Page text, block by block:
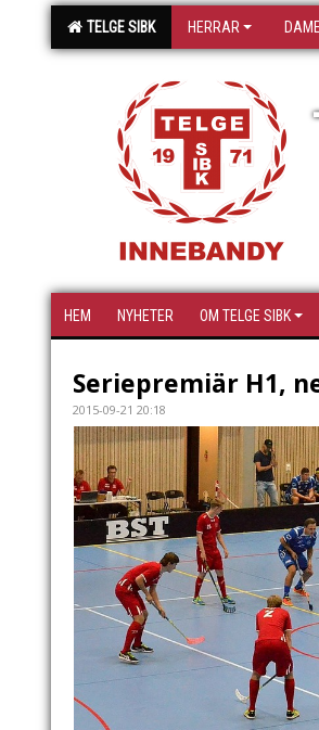
TELGE SIBK HERRAR
HEM NYHETER OM TELGE SIBK
Seriepremiär H1,
2015-09-21 20:18